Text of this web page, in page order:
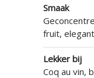
Smaak
fruit,
Lekker bij
Coq au vin,